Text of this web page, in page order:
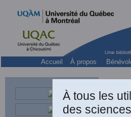
Accueil À propos
À tous les
des